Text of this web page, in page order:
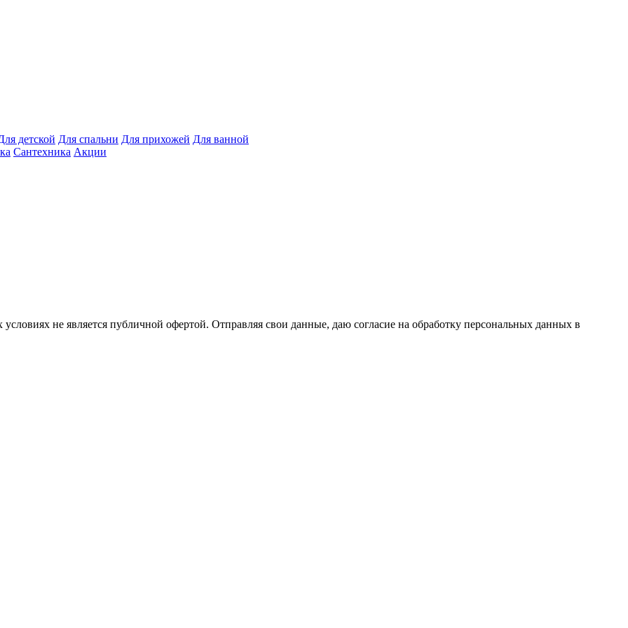
детской Для спальни Для прихожей Для ванной
Сантехника Акции
не является публичной офертой. Отправляя свои данные, даю согласие на обработку персональных данных в